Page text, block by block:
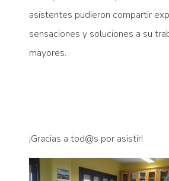
asistentes pudieron compartir
sensaciones y soluciones a su
mayores.
¡Gracias a tod@s por asistir!